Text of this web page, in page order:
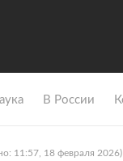
В России
11:57, 18 февраля 2026)